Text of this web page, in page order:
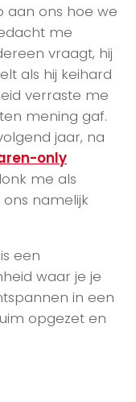
aan ons hoe we
me
vraagt, hij
als hij keihard
verraste me
mening gaf.
jaar, na
only
me als
namelijk
een
waar je je
in een
opgezet en